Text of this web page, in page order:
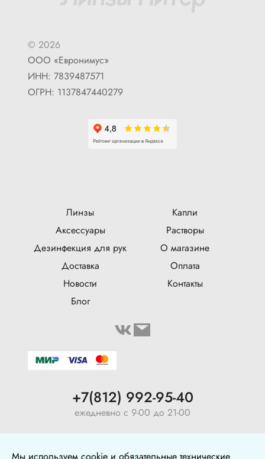
© 2026
ООО «Евронимус»
ИНН: 7839487571
ОГРН: 1137847440279
Линзы
Капли
Аксессуары
Растворы
Дезинфекция для рук
О магазине
Доставка
Оплата
Новости
Контакты
Блог
+7(812) 992-95-40
ежедневно с 9-00 до 21-00